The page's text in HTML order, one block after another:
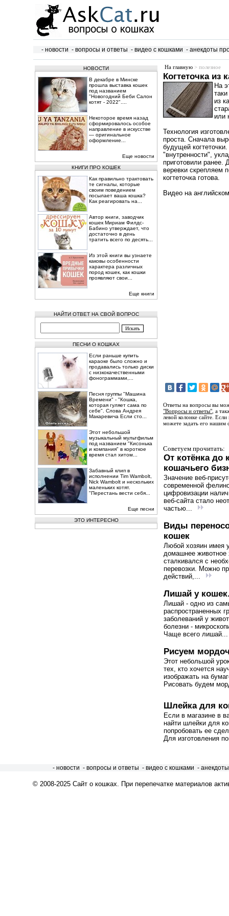
- новости - вопросы и ответы - видео с кошками - анекдоты
НОВОСТИ
В декабре в Минске
прошла выставка кошек
под названием
"Новогодний Беби Салон
котят - 2022"....
Некоторое время назад
сформировалось особое
направление в искусстве
— оригинальное
оформление...
Еще новости
КНИГИ ПРО КОШЕК
Как правильно трактовать
те сигналы, которые
своим поведением
посылает ваша кошка?
Как реагировать на...
Автор книги, заводчик
кошек Мириам Филдс-
Бабино утверждает, что
достаточно в день
тратить всего по десять...
Из этой книги вы узнаете
каковы особенности
характера различных
пород кошек, как кошки
проявляют свои...
Еще книги
НАЙТИ ОТВЕТ НА СВОЙ ВОПРОС
ПЕСНИ О КОШКАХ
Если раньше купить
караоке было сложно и
продавались только диски
с низкокачественными
фонограммами,...
Песня группы "Машина
Времени" - "Кошка,
которая гуляет сама по
себе". Слова Андрея
Макаревича Если сто...
Этот небольшой
музыкальный мультфильм
под названием "Кисонька
и компания" в короткое
время стал хитом...
Забавный клип в
исполнении Tim Wambolt,
Nick Wambolt и нескольких
маленьких котят.
"Перестань вести себя...
Еще песни
ЭТО ИНТЕРЕСНО
На главную > полезное
Когтеточка из
На
из
или
Технология
проста. Сначала
будущей
"внутренности",
приготовили
веревки скрепляем
когтеточка готова.
Видео на
Ответы на вопросы вы
"Вопросы и ответы" , а
левой колонке сайте.
можете задать его
Советуем прочитать:
От котёнка до
кошачьего
Значение веб-
современной
цифровизации
веб-сайта стало
частью...
Виды
кошек
Любой хозяин имея
домашнее животное
сталкивался с
перевозки. Можно
действий,...
Лишай у
Лишай - одно из
распространенных
заболеваний у
болезни -
Чаще всего
Рисуем
Этот небольшой
тех, кто хочется
изображать на
Рисовать будем
Шлейка для
Если в магазине в
найти шлейки для
попробовать ее
Для изготовления
- новости - вопросы и ответы - видео с кошками -
© 2008-2025 Сайт о кошках. При перепечатке материалов